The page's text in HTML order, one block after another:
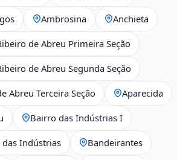
Ambrosina Anchieta
de Abreu Primeira Seção
de Abreu Segunda Seção
Abreu Terceira Seção Aparecida
Bairro das Indústrias I
Indústrias Bandeirantes